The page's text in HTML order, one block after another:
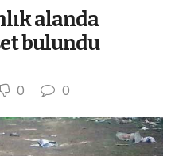
alanda
bulundu
0 0